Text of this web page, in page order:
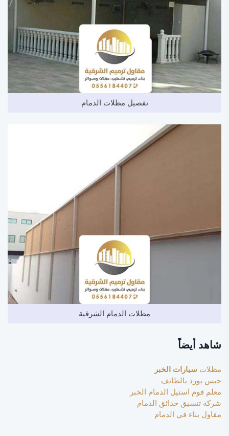
تفصيل مظلات الدمام
مظلات الدمام الشرقية
شاهد أيضاً
مظلات سيارات الخبر
جبس بورد بالطائف
معلم فوم استيل الدمام الخبر
شركة تنسيق حدائق الدمام
مقاول بناء في الدمام